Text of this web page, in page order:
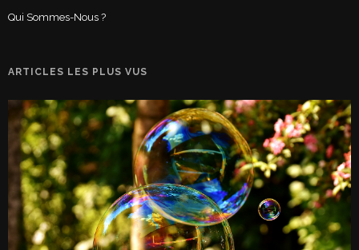
Qui Sommes-Nous ?
ARTICLES LES PLUS VUS